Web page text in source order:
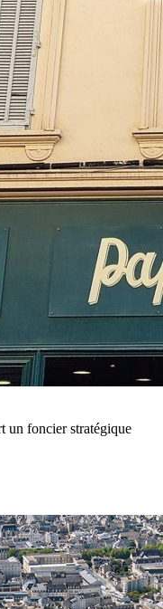
un foncier stratégique